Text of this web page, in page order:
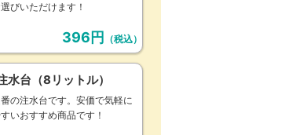
びいただけます！
396円 （税込）
水台（8リットル）
の注水台です。安価で気軽に
いおすすめ商品です！